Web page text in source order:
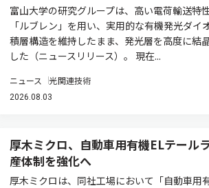
富山大学の研究グループは、高い電荷輸送特
「ルブレン」を用い、実用的な有機発光ダイ
積層構造を維持したまま、発光層を高度に結
した（ニュースリリース）。 現在...
ニュース 光関連技術
2026.08.03
厚木ミクロ、自動車用有機ELテール
産体制を強化へ
厚木ミクロは、同社工場において「自動車用